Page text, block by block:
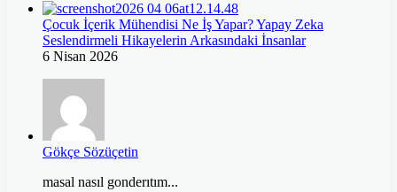
Çocuk İçerik Mühendisi Ne İş Yapar? Yapay Zeka
Seslendirmeli Hikayelerin Arkasındaki İnsanlar
6 Nisan 2026
Gökçe Sözüçetin
masal nasıl gonderıtım...